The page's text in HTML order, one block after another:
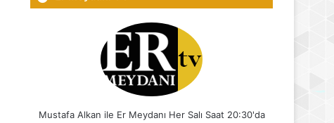
Mustafa Alkan ile Er Meydanı Her Salı Saat 20:30'da